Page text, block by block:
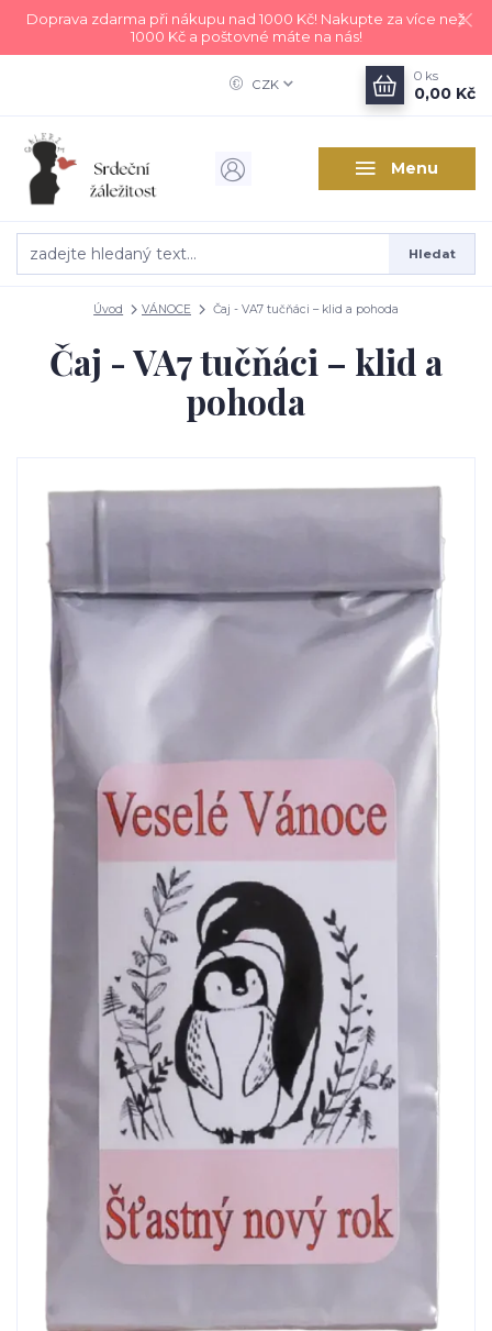
Doprava zdarma při nákupu nad 1000 Kč! Nakupte za více než
1000 Kč a poštovné máte na nás!
Menu
CZK
Hledat
0 ks
0,00 Kč
Úvod VÁNOCE Čaj - VA7 tučňáci – klid a pohoda
Čaj - VA7 tučňáci – klid a
pohoda